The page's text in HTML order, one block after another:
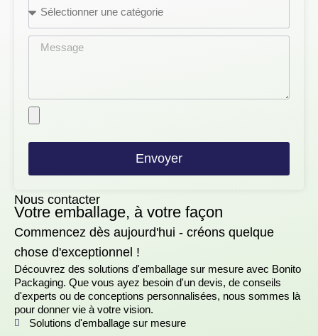
Nous contacter
Votre emballage, à votre façon
Commencez dès aujourd'hui - créons quelque
chose d'exceptionnel !
Découvrez des solutions d'emballage sur mesure avec Bonito
Packaging. Que vous ayez besoin d'un devis, de conseils
d'experts ou de conceptions personnalisées, nous sommes là
pour donner vie à votre vision.
Solutions d'emballage sur mesure
Envoyer